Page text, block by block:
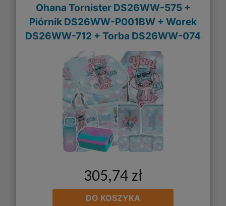
Ohana Tornister DS26WW-575 +
Piórnik DS26WW-P001BW + Worek
DS26WW-712 + Torba DS26WW-074
305,74 zł
DO KOSZYKA